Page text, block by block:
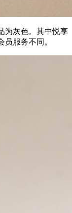
为灰色。其中悦享
服务不同。